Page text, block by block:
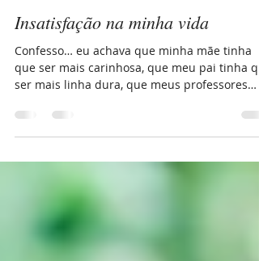
Laís Gervásio
21 de abr. de 2021
2 min de leitura
Insatisfação na minha vida
Confesso… eu achava que minha mãe tinha
que ser mais carinhosa, que meu pai tinha